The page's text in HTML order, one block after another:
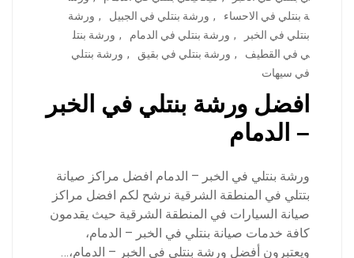
ة بنتلي في الاحساء
, ورشة بنتلي في الجبيل , ورشة
بنتلي في الخبر
, ورشة بنتلي في الدمام , ورشة بنتل
ي في القطيف
, ورشة بنتلي في بقيق , ورشة بنتلي
في سيهات
افضل ورشة بنتلي في الخبر
– الدمام
ورشة بنتلي في الخبر – الدمام افضل مراكز صيانة
بتتلي في المنطقة الشرقية نرشح لكم افضل مراكز
صيانة السيارات في المنطقة الشرقية حيث يقدمون
كافة خدمات صيانة بنتلي في الخبر – الدمام،
ويعتبرون أفضل ورشة بنتلي في الخبر – الدمام،…